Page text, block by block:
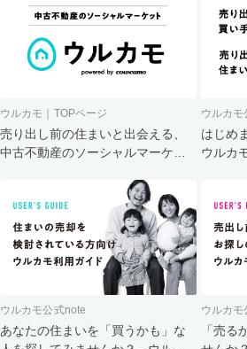
ウルカモ｜TOPページ
売り出し前の住まいと出会える、
中古不動産のソーシャルマーケッ
ウルカモ
はじめ
ウルカ
ウルカモ公式note
あなたの住まいを「買うかも」な
ウルカモ
「売る